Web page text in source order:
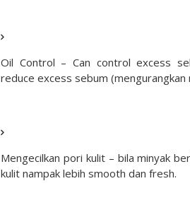
Oil Control – Can control excess
reduce excess sebum (mengurangkan
Mengecilkan pori kulit – bila minyak
kulit nampak lebih smooth dan fresh.